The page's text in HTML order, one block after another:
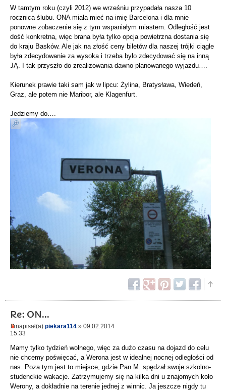
W tamtym roku (czyli 2012) we wrześniu przypadała nasza 10
rocznica ślubu. ONA miała mieć na imię Barcelona i dla mnie
ponowne zobaczenie się z tym wspaniałym miastem. Odległość jest
dość konkretna, więc brana była tylko opcja powietrzna dostania się
do kraju Basków. Ale jak na złość ceny biletów dla naszej trójki ciągle
była zdecydowanie za wysoka i trzeba było zdecydować się na inną
JĄ. I tak przyszło do zrealizowania dawno planowanego wyjazdu….
Kierunek prawie taki sam jak w lipcu: Żylina, Bratysława, Wiedeń,
Graz, ale potem nie Maribor, ale Klagenfurt.
Jedziemy do….
Re: ON...
napisał(a) piekara114 » 09.02.2014
15:33
Mamy tylko tydzień wolnego, więc za dużo czasu na dojazd do celu
nie chcemy poświęcać, a Werona jest w idealnej nocnej odległości od
nas. Poza tym jest to miejsce, gdzie Pan M. spędzał swoje szkolno-
studenckie wakacje. Zatrzymujemy się na kilka dni u znajomych koło
Werony, a dokładnie na terenie jednej z winnic. Ja jeszcze nigdy tu